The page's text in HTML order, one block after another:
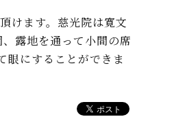
けます。慈光院は寛文
露地を通って小間の席
眼にすることができま